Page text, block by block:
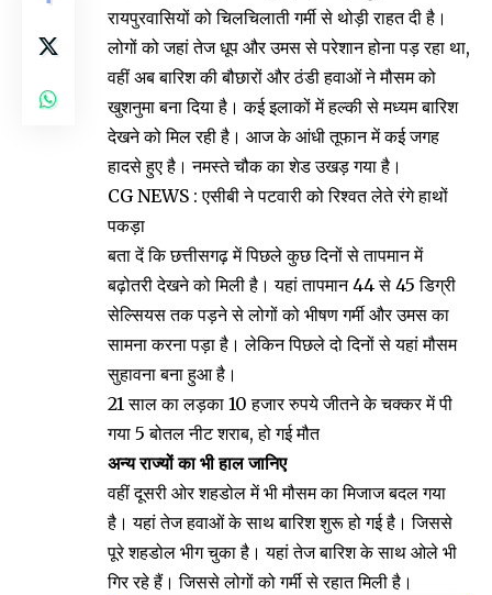
रायपुरवासियों को चिलचिलाती गर्मी से थोड़ी राहत दी है।
लोगों को जहां तेज धूप और उमस से परेशान होना पड़ रहा था,
वहीं अब बारिश की बौछारों और ठंडी हवाओं ने मौसम को
खुशनुमा बना दिया है। कई इलाकों में हल्की से मध्यम बारिश
देखने को मिल रही है। आज के आंधी तूफान में कई जगह
हादसे हुए है। नमस्ते चौक का शेड उखड़ गया है।
CG NEWS : एसीबी ने पटवारी को रिश्वत लेते रंगे हाथों
पकड़ा
बता दें कि छत्तीसगढ़ में पिछले कुछ दिनों से तापमान में
बढ़ोतरी देखने को मिली है। यहां तापमान 44 से 45 डिग्री
सेल्सियस तक पड़ने से लोगों को भीषण गर्मी और उमस का
सामना करना पड़ा है। लेकिन पिछले दो दिनों से यहां मौसम
सुहावना बना हुआ है।
21 साल का लड़का 10 हजार रुपये जीतने के चक्कर में पी
गया 5 बोतल नीट शराब, हो गई मौत
अन्य राज्यों का भी हाल जानिए
वहीं दूसरी ओर शहडोल में भी मौसम का मिजाज बदल गया
है। यहां तेज हवाओं के साथ बारिश शुरू हो गई है। जिससे
पूरे शहडोल भीग चुका है। यहां तेज बारिश के साथ ओले भी
गिर रहे हैं। जिससे लोगों को गर्मी से रहात मिली है।